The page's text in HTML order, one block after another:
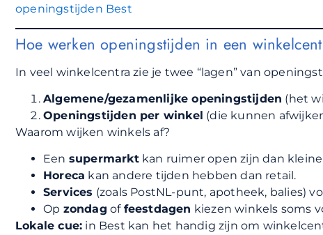
openingstijden Best
Hoe werken openingstijden in een
In veel winkelcentra zie je twee “lagen” van
Algemene/gezamenlijke openingstijden (het
Openingstijden per winkel (die kunnen
Waarom wijken winkels af?
Een supermarktkan ruimer open zijn dan
Horeca kan andere tijden hebben dan retail.
Services (zoals PostNL-punt, apotheek, balies)
Op zondag of feestdagen kiezen winkels soms
Lokale cue: in Best kan het handig zijn om